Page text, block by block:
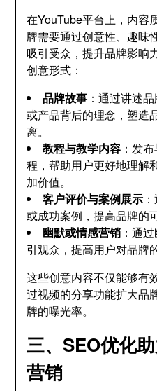
在YouTube平台上，内容
牌需要通过创意性、趣味
吸引受众，提升品牌影响
创意形式：
品牌故事 ：通过讲述
或产品背后的理念，塑造
离。
教程与教学内容 ：发
程，帮助用户更好地理解
加价值。
客户评价与案例展示
或成功案例，提高品牌的
幽默或情感营销 ：通
引观众，提高用户对品牌
这些创意内容不仅能够有
过视频的分享功能扩大品
牌的曝光率。
三、SEO优化
营销